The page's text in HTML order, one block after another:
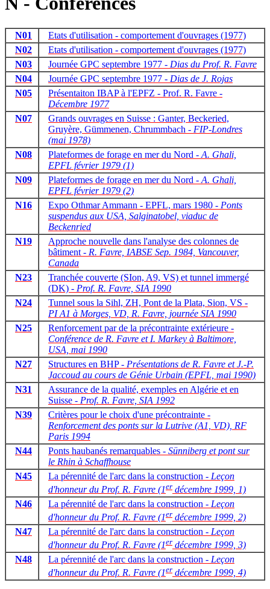
N01
Etats d'utilisation - comportement d'ouvrages (1977)
N02
Etats d'utilisation - comportement d'ouvrages (1977)
N03
Journée GPC septembre 1977 - Dias du Prof. R. Favre
N04
Journée GPC septembre 1977 - Dias de J. Rojas
N05
Présentaiton IBAP à l'EPFZ - Prof. R. Favre -
Décembre 1977
N07
Grands ouvrages en Suisse : Ganter, Beckeried,
Gruyère, Gümmenen, Chrummbach - FIP-Londres
(mai 1978)
N08
Plateformes de forage en mer du Nord - A. Ghali,
EPFL février 1979 (1)
N09
Plateformes de forage en mer du Nord - A. Ghali,
EPFL février 1979 (2)
N16
Expo Othmar Ammann - EPFL, mars 1980 - Ponts
suspendus aux USA, Salginatobel, viaduc de
Beckenried
N19
Approche nouvelle dans l'analyse des colonnes de
bâtiment - R. Favre, IABSE Sep. 1984, Vancouver,
Canada
N23
Tranchée couverte (SIon, A9, VS) et tunnel immergé
(DK) - Prof. R. Favre, SIA 1990
N24
Tunnel sous la Sihl, ZH, Pont de la Plata, Sion, VS -
PI A1 à Morges, VD, R. Favre, journée SIA 1990
N25
Renforcement par de la précontrainte extérieure -
Conférence de R. Favre et I. Markey à Baltimore,
USA, mai 1990
N27
Structures en BHP - Présentations de R. Favre et J.-P.
Jaccoud au cours de Génie Urbain (EPFL, mai 1990)
N31
Assurance de la qualité, exemples en Algérie et en
Suisse - Prof. R. Favre, SIA 1992
N39
Critères pour le choix d'une précontrainte -
Renforcement des ponts sur la Lutrive (A1, VD), RF
Paris 1994
N44
Ponts haubanés remarquables - Sünniberg et pont sur
le Rhin à Schaffhouse
N45
La pérennité de l'arc dans la construction - Leçon
d'honneur du Prof. R. Favre (1er décembre 1999, 1)
N46
La pérennité de l'arc dans la construction - Leçon
d'honneur du Prof. R. Favre (1er décembre 1999, 2)
N47
La pérennité de l'arc dans la construction - Leçon
d'honneur du Prof. R. Favre (1er décembre 1999, 3)
N48
La pérennité de l'arc dans la construction - Leçon
d'honneur du Prof. R. Favre (1er décembre 1999, 4)